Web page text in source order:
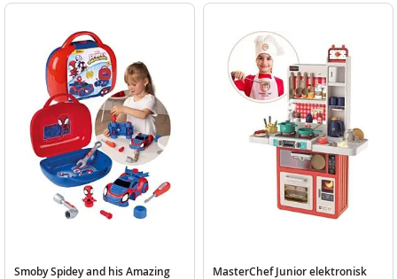
Smoby Spidey and his Amazing
MasterChef Junior elektronisk